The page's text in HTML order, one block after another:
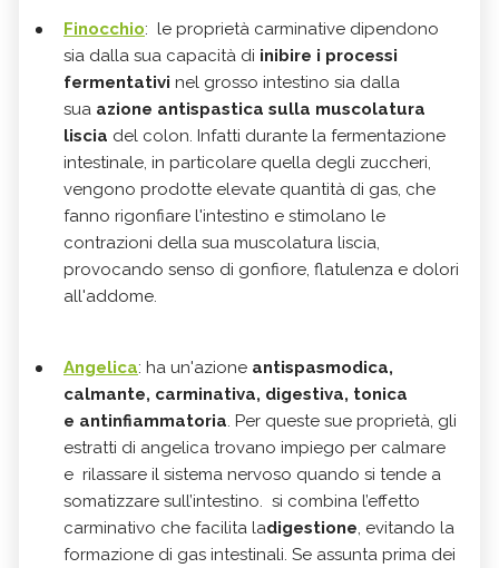
Finocchio: le proprietà carminative dipendono
sia dalla sua capacità di inibire i processi
fermentativi nel grosso intestino sia dalla
sua azione antispastica sulla muscolatura
liscia del colon. Infatti durante la fermentazione
intestinale, in particolare quella degli zuccheri,
vengono prodotte elevate quantità di gas, che
fanno rigonfiare l'intestino e stimolano le
contrazioni della sua muscolatura liscia,
provocando senso di gonfiore, flatulenza e dolori
all'addome.
Angelica: ha un'azione antispasmodica,
calmante, carminativa, digestiva, tonica
e antinfiammatoria. Per queste sue proprietà, gli
estratti di angelica trovano impiego per calmare
e rilassare il sistema nervoso quando si tende a
somatizzare sull’intestino. si combina l’effetto
carminativo che facilita ladigestione, evitando la
formazione di gas intestinali. Se assunta prima dei